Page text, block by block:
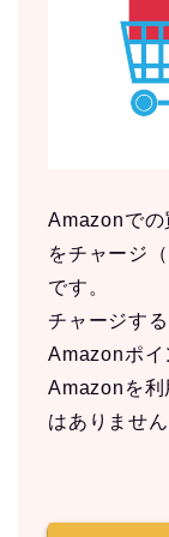
Amazonでの
をチャージ
です。
チャージす
Amazonポイ
Amazonを利
はありません